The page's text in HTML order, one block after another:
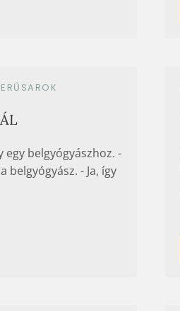
egy belgyógyászhoz. -
belgyógyász. - Ja, így